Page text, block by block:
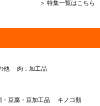
＞ 特集一覧はこちら
他 肉：加工品
・豆腐・豆加工品
キノコ類